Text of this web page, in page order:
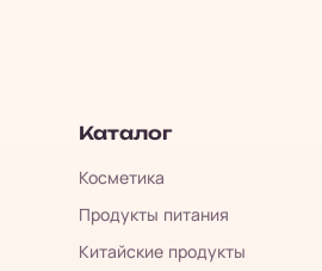
Каталог
Косметика
Продукты питания
Китайские продукты